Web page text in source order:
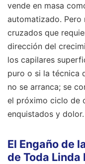
vende en masa
automatizado. Pero
cruzados que
dirección del
los capilares
puro o si la técnica
no se arranca; se
el próximo ciclo de
enquistados y dolor.
El Engaño de
de Toda